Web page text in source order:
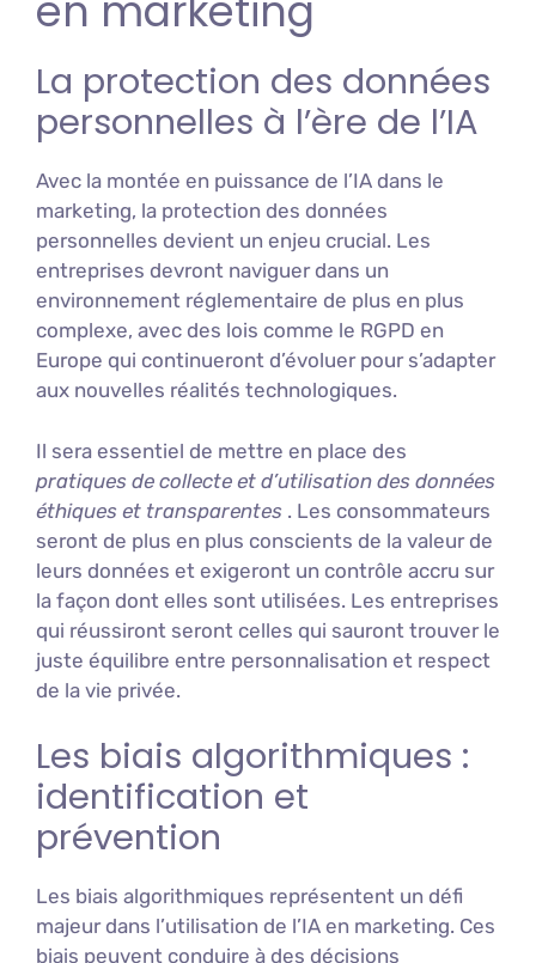
La protection des données
personnelles à l’ère de l’IA
Avec la montée en puissance de l’IA dans le
marketing, la protection des données
personnelles devient un enjeu crucial. Les
entreprises devront naviguer dans un
environnement réglementaire de plus en plus
complexe, avec des lois comme le RGPD en
Europe qui continueront d’évoluer pour s’adapter
aux nouvelles réalités technologiques.
Il sera essentiel de mettre en place des
pratiques de collecte et d’utilisation des données
éthiques et transparentes . Les consommateurs
seront de plus en plus conscients de la valeur de
leurs données et exigeront un contrôle accru sur
la façon dont elles sont utilisées. Les entreprises
qui réussiront seront celles qui sauront trouver le
juste équilibre entre personnalisation et respect
de la vie privée.
Les biais algorithmiques :
identification et
prévention
Les biais algorithmiques représentent un défi
majeur dans l’utilisation de l’IA en marketing. Ces
biais peuvent conduire à des décisions